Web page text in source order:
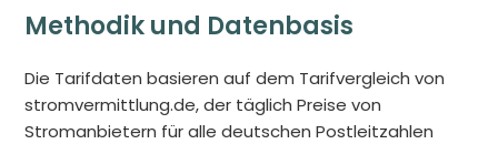
Methodik und Datenbasis
Die Tarifdaten basieren auf dem Tarifvergleich von
stromvermittlung.de, der täglich Preise von
Stromanbietern für alle deutschen Postleitzahlen